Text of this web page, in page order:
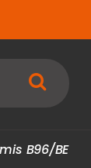
mis B96/BE